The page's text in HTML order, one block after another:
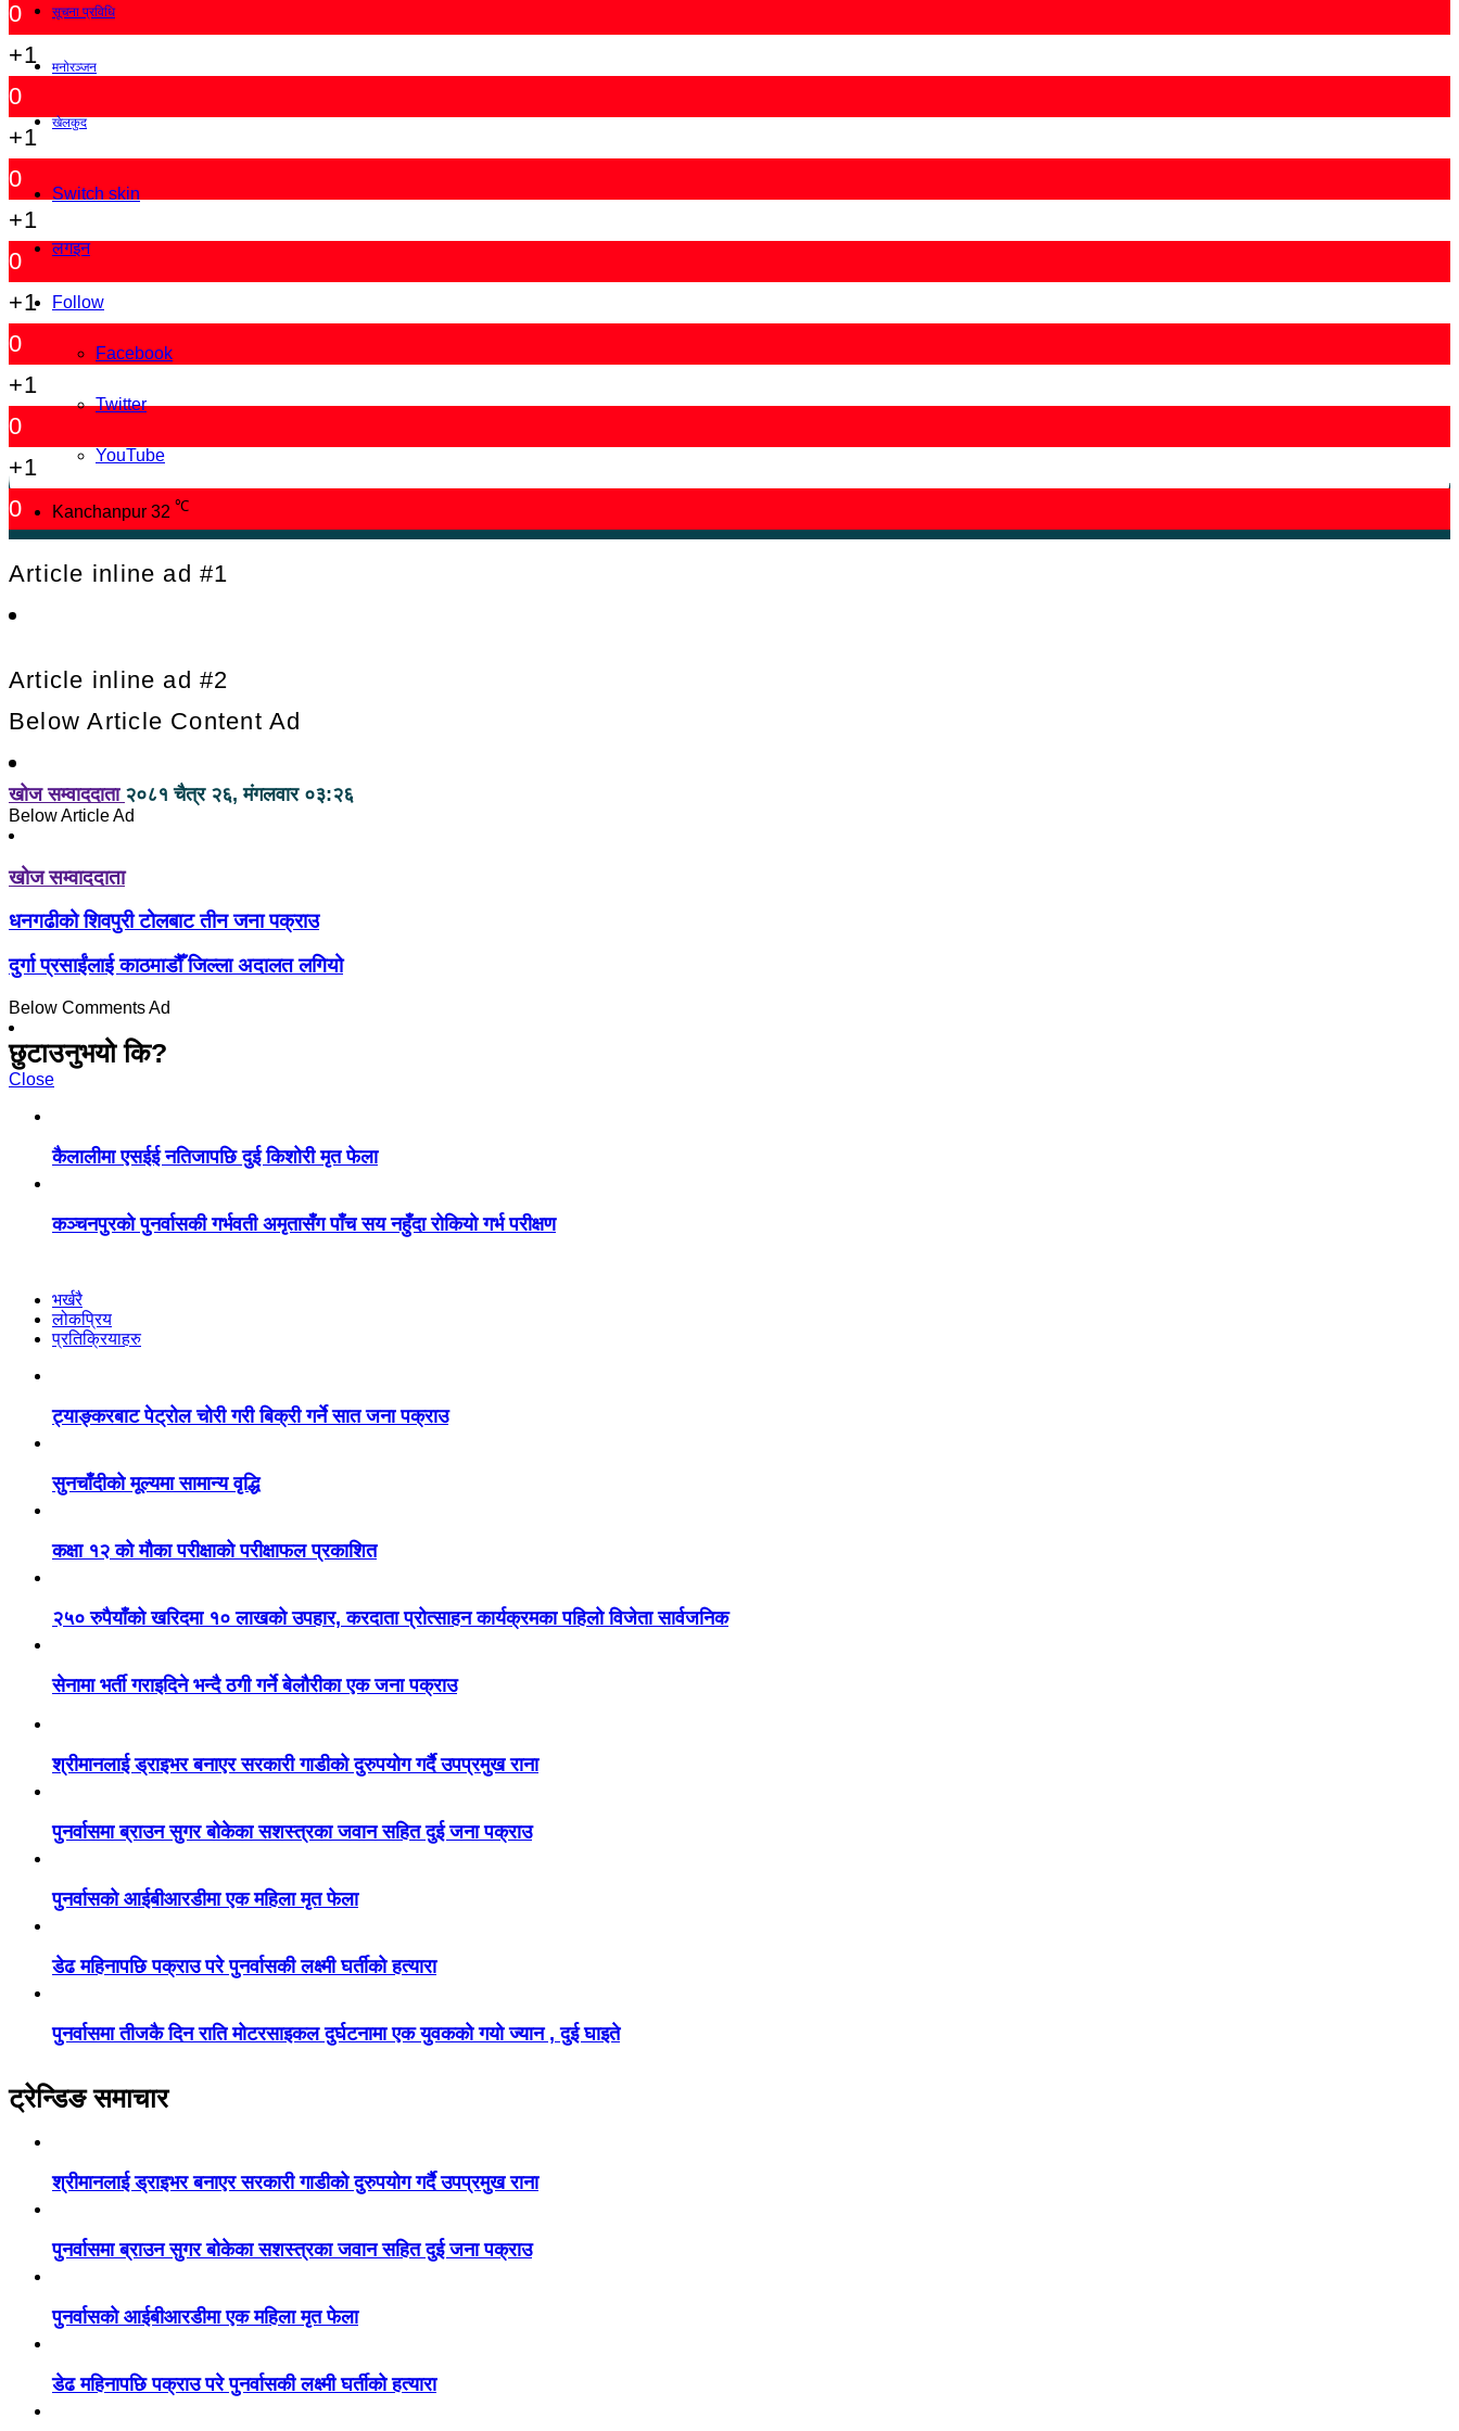
सूचना प्रविधि
मनोरञ्जन
खेलकुद
Switch skin
लगइन
Follow
Facebook
Twitter
YouTube
Kanchanpur 32 ℃
0
+1
0
+1
0
+1
0
+1
0
+1
0
+1
0
Article inline ad #1
Article inline ad #2
Below Article Content Ad
खोज सम्वाददाता २०८१ चैत्र २६, मंगलवार ०३:२६
Below Article Ad
खोज सम्वाददाता
धनगढीको शिवपुरी टोलबाट तीन जना पक्राउ
दुर्गा प्रसाईंलाई काठमाडौँ जिल्ला अदालत लगियो
Below Comments Ad
छुटाउनुभयो कि?
Close
कैलालीमा एसईई नतिजापछि दुई किशोरी मृत फेला
कञ्चनपुरको पुनर्वासकी गर्भवती अमृतासँग पाँच सय नहुँदा रोकियो गर्भ परीक्षण
भर्खरै
लोकप्रिय
प्रतिक्रियाहरु
ट्याङ्करबाट पेट्रोल चोरी गरी बिक्री गर्ने सात जना पक्राउ
सुनचाँदीको मूल्यमा सामान्य वृद्धि
कक्षा १२ को मौका परीक्षाको परीक्षाफल प्रकाशित
२५० रुपैयाँको खरिदमा १० लाखको उपहार, करदाता प्रोत्साहन कार्यक्रमका पहिलो विजेता सार्वजनिक
सेनामा भर्ती गराइदिने भन्दै ठगी गर्ने बेलौरीका एक जना पक्राउ
श्रीमानलाई ड्राइभर बनाएर सरकारी गाडीको दुरुपयोग गर्दै उपप्रमुख राना
पुनर्वासमा ब्राउन सुगर बोकेका सशस्त्रका जवान सहित दुई जना पक्राउ
पुनर्वासको आईबीआरडीमा एक महिला मृत फेला
डेढ महिनापछि पक्राउ परे पुनर्वासकी लक्ष्मी घर्तीको हत्यारा
पुनर्वासमा तीजकै दिन राति मोटरसाइकल दुर्घटनामा एक युवकको गयो ज्यान , दुई घाइते
ट्रेन्डिङ समाचार
श्रीमानलाई ड्राइभर बनाएर सरकारी गाडीको दुरुपयोग गर्दै उपप्रमुख राना
पुनर्वासमा ब्राउन सुगर बोकेका सशस्त्रका जवान सहित दुई जना पक्राउ
पुनर्वासको आईबीआरडीमा एक महिला मृत फेला
डेढ महिनापछि पक्राउ परे पुनर्वासकी लक्ष्मी घर्तीको हत्यारा